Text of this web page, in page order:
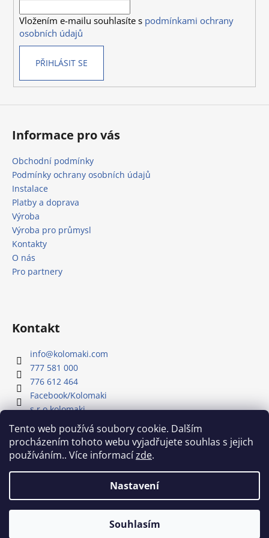
Tento web používá soubory cookie. Dalším
procházením tohoto webu vyjadřujete souhlas s jejich
používáním.. Více informacízde.
Nastavení
Souhlasím
r
ý
p
Vložením e-mailu souhlasíte s podmínkami ochrany
osobních údajů
PŘIHLÁSIT SE
Informace pro vás
Obchodní podmínky
Podmínky ochrany osobních údajů
Instalace
Platby a doprava
Výroba
Výroba pro průmysl
Kontakty
O nás
Pro partnery
Kontakt
info@kolomaki.com
777 581 000
776 612 464
Facebook/Kolomaki
s.r.o.kolomaki
Youtube kanál - Kolomaki
Kolomaki. Všechna práva vyhrazena.